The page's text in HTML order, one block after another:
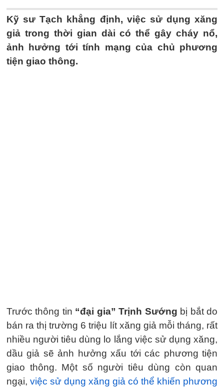
Kỹ sư Tạch khẳng định, việc sử dụng xăng
giả trong thời gian dài có thể gây cháy nổ,
ảnh hưởng tới tính mạng của chủ phương
tiện giao thông.
Trước thông tin “đại gia” Trịnh Sướng bị bắt do
bán ra thị trường 6 triệu lít xăng giả mỗi tháng, rất
nhiều người tiêu dùng lo lắng việc sử dụng xăng,
dầu giả sẽ ảnh hưởng xấu tới các phương tiện
giao thông. Một số người tiêu dùng còn quan
ngại, việc sử dụng xăng giả có thể khiến phương